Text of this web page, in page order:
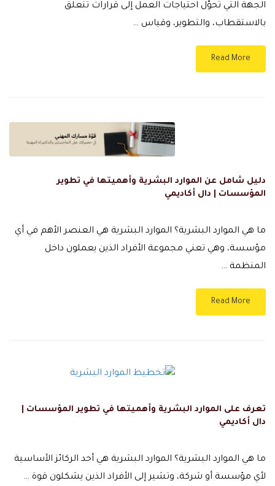
الجهة التي تُحوّل احتياجات العمل إلى قرارات تتعلق
بالاستقطاب، والتطوير، وقياس …
Read More
دليل شامل عن الموارد البشرية وأهميتها في تطوير
المؤسسات | دال أكاديمي
ما هي الموارد البشرية؟ الموارد البشرية هي العنصر الأهم في أي
مؤسسة، وهي تعني مجموعة الأفراد الذين يعملون داخل
المنظمة …
Read More
تعرف على الموارد البشرية وأهميتها في تطوير المؤسسات |
دال أكاديمي
ما هي الموارد البشرية؟ الموارد البشرية هي أحد الركائز الأساسية
لأي مؤسسة أو شركة، وتشير إلى الأفراد الذين يشكلون قوة …